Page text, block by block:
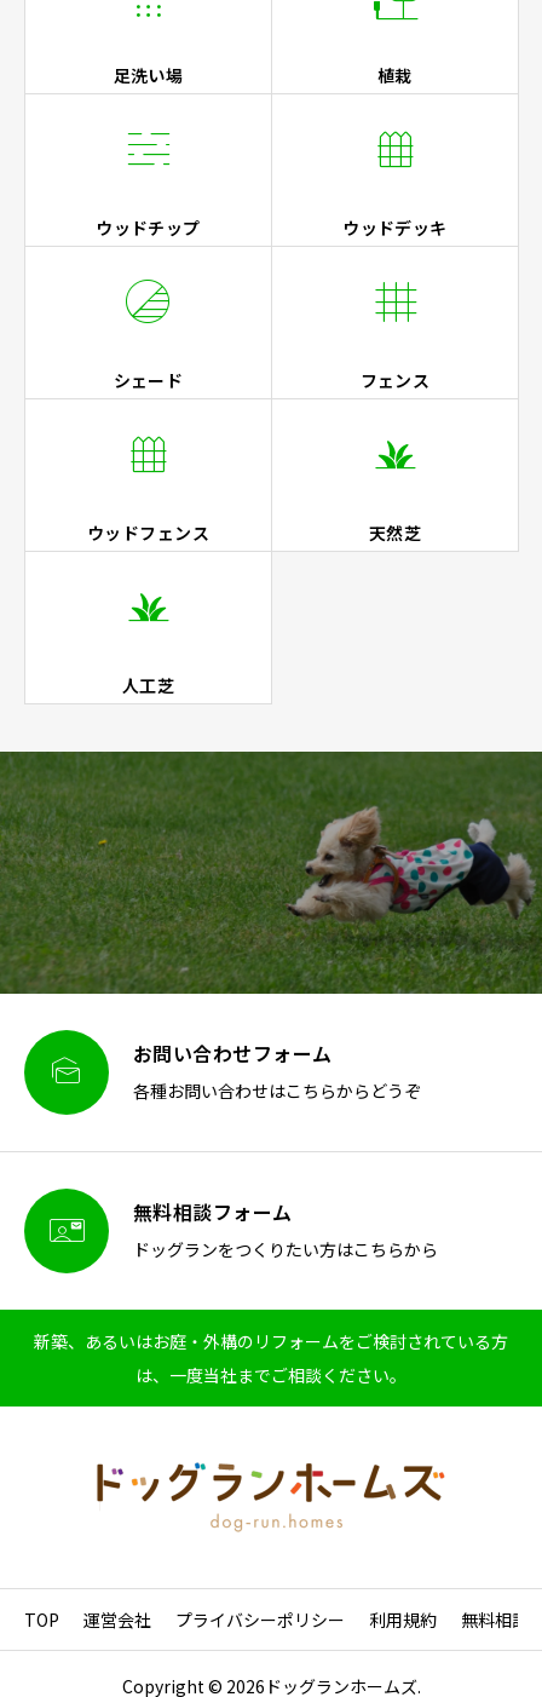
足洗い場 植栽

ウッドチップ

ウッドデッキ

シェード

フェンス

ウッドフェンス

天然芝

人工芝
 お問い合わせフォーム
各種お問い合わせはこちらからどうぞ
 無料相談フォーム
ドッグランをつくりたい方はこちらから
新築、あるいはお庭・外構のリフォームをご検討されている方
は、一度当社までご相談ください。
TOP 運営会社 プライバシーポリシー 利用規約 無料相談
Copyright © 2026ドッグランホームズ.